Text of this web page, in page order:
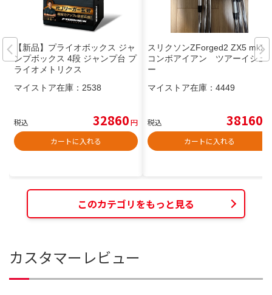
【新品】プライオボックス ジャ
ンプボックス 4段 ジャンプ台 プ
ライオメトリクス
マイストア在庫： 2538
税込 32860円
カートに入れる
スリクソンZForged2 ZX5 mk2
コンボアイアン ツアーイシュ
ー
マイストア在庫： 4449
税込 38160
カートに入れる
このカテゴリをもっと見る
カスタマーレビュー